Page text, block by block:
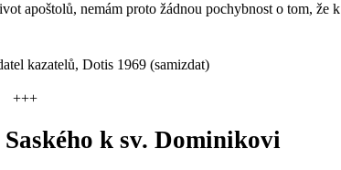
apoštolů, nemám proto žádnou pochybnost o tom, že k
kazatelů, Dotis 1969 (samizdat)
+++
k sv. Dominikovi